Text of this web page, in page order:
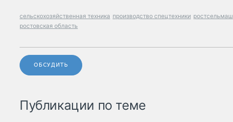
сельскохозяйственная техника производство спецтехники ростсельмаш
ростовская область
ОБСУДИТЬ
Публикации по теме